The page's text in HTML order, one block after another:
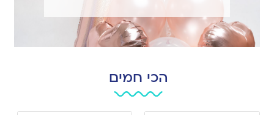
הכי חמים